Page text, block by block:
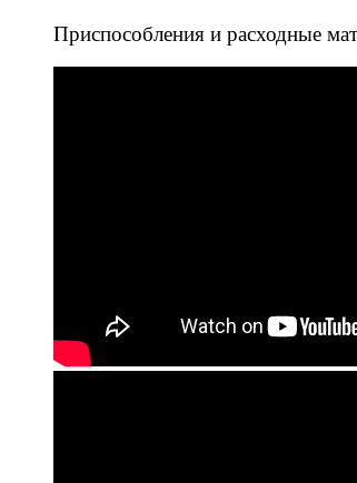
Приспособления и расходные